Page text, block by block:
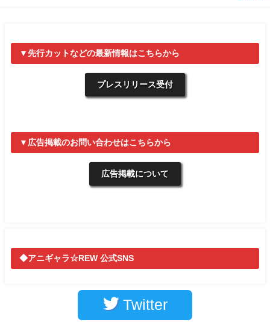
▼先行カットなどの最新情報はこちらから
プレスリリース受付
▼広告掲載のお問い合わせはこちらから
広告掲載について
◆アニギャラ☆REW 公式SNS
Twitter